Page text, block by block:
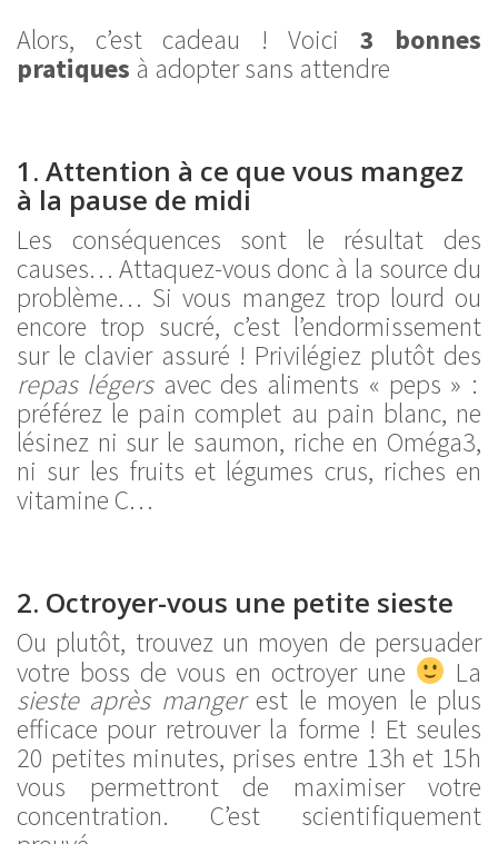
Alors, c’est cadeau ! Voici 3 bonnes
pratiques à adopter sans attendre
1. Attention à ce que vous mangez
à la pause de midi
Les conséquences sont le résultat des
causes… Attaquez-vous donc à la source du
problème… Si vous mangez trop lourd ou
encore trop sucré, c’est l’endormissement
sur le clavier assuré ! Privilégiez plutôt des
repas légersavec des aliments « peps » :
préférez le pain complet au pain blanc, ne
lésinez ni sur le saumon, riche en Oméga3,
ni sur les fruits et légumes crus, riches en
vitamine C…
2. Octroyer-vous une petite sieste
Ou plutôt, trouvez un moyen de persuader
votre boss de vous en octroyer une
La
sieste après mangerest le moyen le plus
efficace pour retrouver la forme ! Et seules
20 petites minutes, prises entre 13h et 15h
vous permettront de maximiser votre
concentration. C’est scientifiquement